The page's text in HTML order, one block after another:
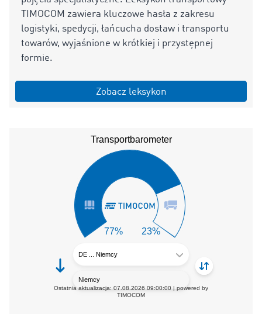
TIMOCOM zawiera kluczowe hasła z zakresu
logistyki, spedycji, łańcucha dostaw i transportu
towarów, wyjaśnione w krótkiej i przystępnej
formie.
Zobacz leksykon